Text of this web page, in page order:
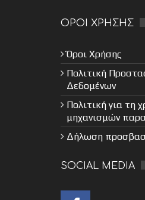
ΟΡΟΙ ΧΡΗΣΗΣ
Όροι Χρήσης
Πολιτική
Δεδομένων
Πολιτική για τη
μηχανισμών
Δήλωση
SOCIAL MEDIA